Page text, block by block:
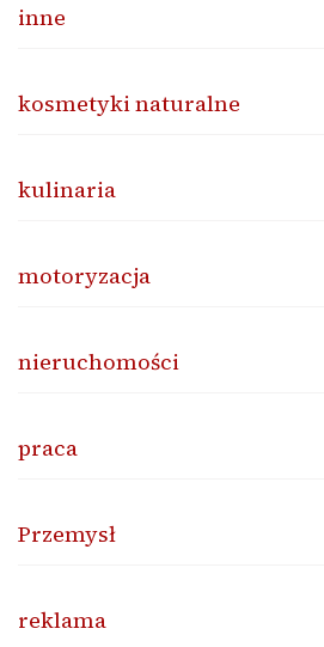
inne
kosmetyki naturalne
kulinaria
motoryzacja
nieruchomości
praca
Przemysł
reklama